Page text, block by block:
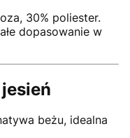
30% poliester.
dopasowanie w
beżu, idealna